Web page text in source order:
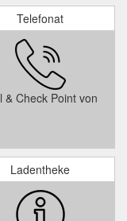
Telefonat
& Check Point von
Ladentheke